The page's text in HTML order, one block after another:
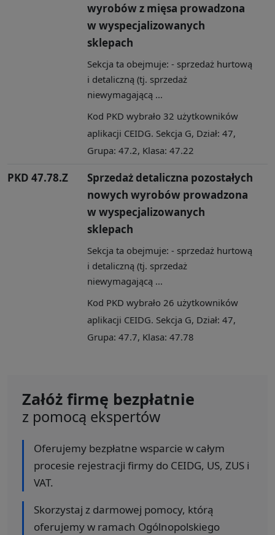
wyrobów z mięsa prowadzona
w wyspecjalizowanych
sklepach
Sekcja ta obejmuje: - sprzedaż hurtową
i detaliczną (tj. sprzedaż
niewymagającą ...
Kod PKD wybrało 32 użytkowników
aplikacji CEIDG. Sekcja G, Dział: 47,
Grupa: 47.2, Klasa: 47.22
PKD 47.78.Z
Sprzedaż detaliczna pozostałych
nowych wyrobów prowadzona
w wyspecjalizowanych
sklepach
Sekcja ta obejmuje: - sprzedaż hurtową
i detaliczną (tj. sprzedaż
niewymagającą ...
Kod PKD wybrało 26 użytkowników
aplikacji CEIDG. Sekcja G, Dział: 47,
Grupa: 47.7, Klasa: 47.78
Załóż firmę bezpłatnie
z pomocą ekspertów
Oferujemy bezpłatne wsparcie w całym
procesie rejestracji firmy do CEIDG, US, ZUS i
VAT.
Skorzystaj z darmowej pomocy, którą
oferujemy w ramach Ogólnopolskiego